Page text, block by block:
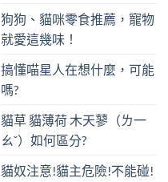
狗狗、貓咪零食推薦，寵物
就愛這幾味！
搞懂喵星人在想什麼，可能
嗎?
貓草 貓薄荷 木天蓼（ㄌ一
ㄠˇ）如何區分?
貓奴注意!貓主危險!不能碰!